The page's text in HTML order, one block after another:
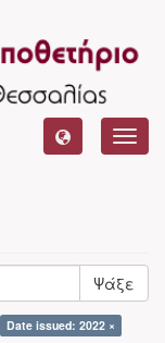
Ψάξε
Date issued: 2022 ×